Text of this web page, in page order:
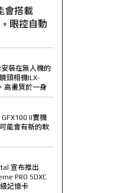
會搭載
眼控自動
裝在無人機的
頭相機ILX-
高畫質於一身
II實機
能會有新的軟
宣布推出
PRO SDXC
記憶卡